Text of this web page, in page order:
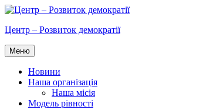
Перейти
вмісту
Центр – Розвиток демократії
Меню
Новини
Наша організація
Наша місія
Модель рівності